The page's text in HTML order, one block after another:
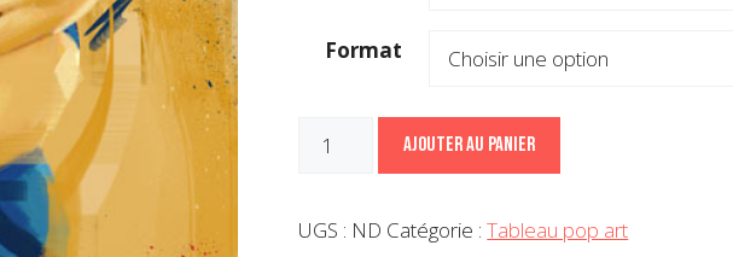
Format
jeu
Ajouter au panier
UGS : ND Catégorie :Tableau pop art